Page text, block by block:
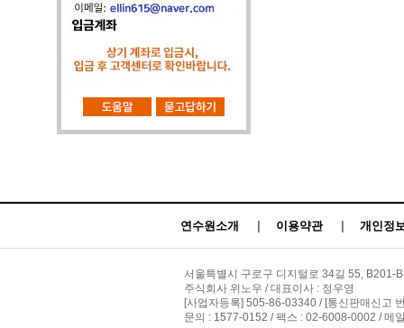
연수원소개 이용약관 개인정
서울특별시 구로구 디지털로 34길 55, B201-
주식회사 위노우 / 대표이사 : 정우영
[사업자등록] 505-86-03340 / [통신판매신고
문의 : 1577-0152 / 팩스 : 02-6008-0002 / 메